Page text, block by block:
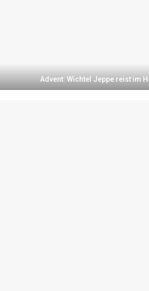
Advent: Wichtel Jeppe reist im